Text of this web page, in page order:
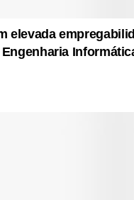
elevada